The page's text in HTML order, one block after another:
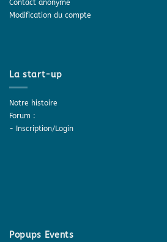
Contact anonyme
Modification du compte
La start-up
Notre histoire
Forum :
-
Inscription/Login
Popups Events